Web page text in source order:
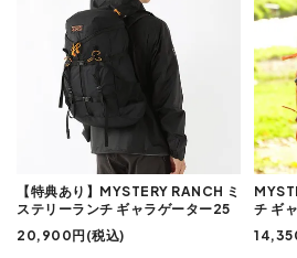
【特典あり】MYSTERY RANCH ミ
ステリーランチ ギャラゲーター25
20,900円(税込)
チ ギ